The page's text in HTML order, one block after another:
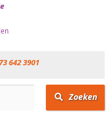
642 3901
Zoeken